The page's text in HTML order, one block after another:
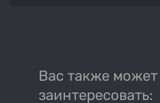
Вас также может
заинтересовать: